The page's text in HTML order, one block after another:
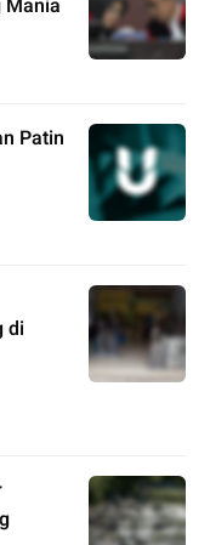
Mania
Patin
di